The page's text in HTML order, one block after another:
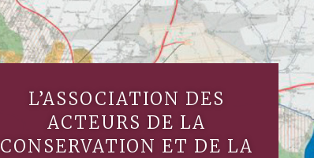
L’ASSOCIATION DES
ACTEURS DE LA
CONSERVATION ET DE LA